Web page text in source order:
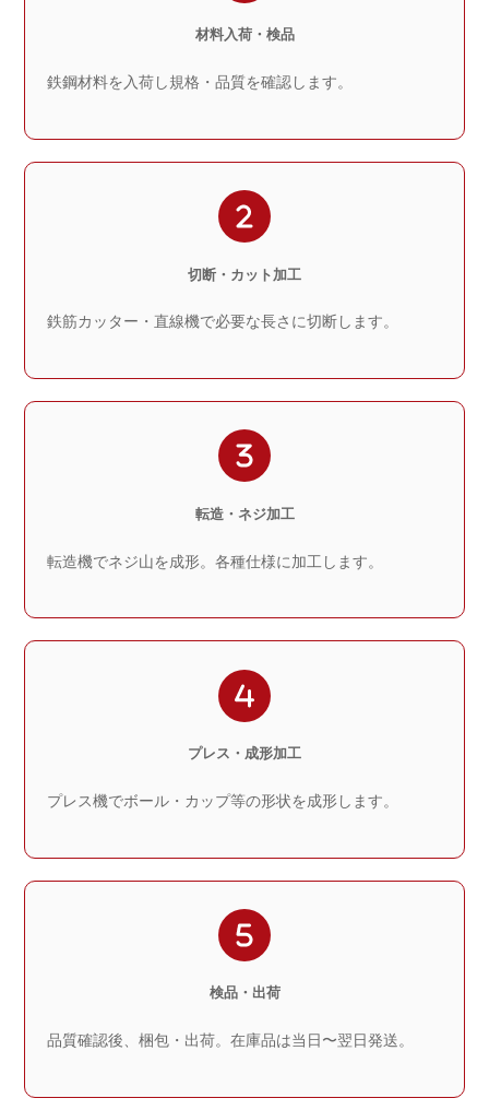
材料入荷・検品
鉄鋼材料を入荷し規格・品質を確認します。
切断・カット加工
鉄筋カッター・直線機で必要な長さに切断します。
転造・ネジ加工
転造機でネジ山を成形。各種仕様に加工します。
プレス・成形加工
プレス機でボール・カップ等の形状を成形します。
検品・出荷
品質確認後、梱包・出荷。在庫品は当日〜翌日発送。